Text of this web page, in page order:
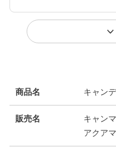
商品名 キャン
販売名
キャン
アクア